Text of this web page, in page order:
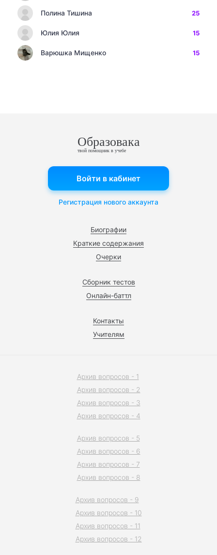
Полина Тишина 25
Юлия Юлия 15
Варюшка Мищенко 15
Образовака
твой помощник в учебе
Биографии
Краткие содержания
Очерки
Сборник тестов
Онлайн-баттл
Контакты
Учителям
Войти в кабинет
Регистрация нового аккаунта
Архив вопросов - 1
Архив вопросов - 2
Архив вопросов - 3
Архив вопросов - 4
Архив вопросов - 5
Архив вопросов - 6
Архив вопросов - 7
Архив вопросов - 8
Архив вопросов - 9
Архив вопросов - 10
Архив вопросов - 11
Архив вопросов - 12